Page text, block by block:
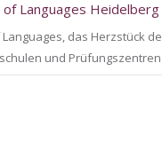
of Languages Heidelberg
das Herzstück
und